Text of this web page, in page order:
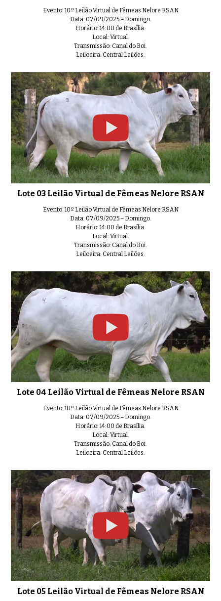
01:00 Lote 12 Leilão Virtual de Fêmeas
0:32 Lote 13 Leilão Virtual de Fêmeas
0:41 Lote 14 Leilão Virtual de Fêmeas
0:34
0:39 Lote 17 Leilão Virtual de Fêmeas
Lote 18 Leilão Virtual de Fêmeas
01:07 Lote 19 Leilão Virtual de Fêmeas
0:35 Lote 21 Leilão Virtual de Fêmeas
01:29 Lote 22 Leilão Virtual de Fêmeas
Evento: 10º Leilão Virtual de Fêmeas Nelore RSAN
Data: 07/09/2025 – Domingo.
Horário: 14:00 de Brasília.
Local: Virtual.
Transmissão: Canal do Boi.
Leiloeira: Central Leilões.
Lote 03 Leilão Virtual de Fêmeas Nelore RSAN
Evento: 10º Leilão Virtual de Fêmeas Nelore RSAN
Data: 07/09/2025 – Domingo.
Horário: 14:00 de Brasília.
Local: Virtual.
Transmissão: Canal do Boi.
Leiloeira: Central Leilões.
Lote 04 Leilão Virtual de Fêmeas Nelore RSAN
Evento: 10º Leilão Virtual de Fêmeas Nelore RSAN
Data: 07/09/2025 – Domingo.
Horário: 14:00 de Brasília.
Local: Virtual.
Transmissão: Canal do Boi.
Leiloeira: Central Leilões.
Lote 05 Leilão Virtual de Fêmeas Nelore RSAN